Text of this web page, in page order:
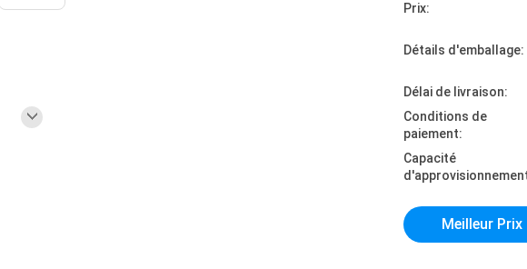
Prix:
Détails d'emballage:
Délai de livraison:
Conditions de
paiement:
Capacité
Meilleur Prix